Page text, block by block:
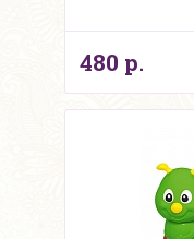
480 р.